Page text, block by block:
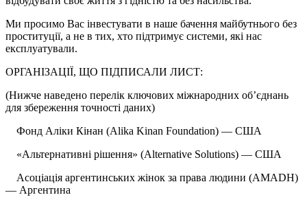
Ми просимо Вас інвестувати в наше бачення майбутнього без
проституції, а не в тих, хто підтримує системи, які нас
експлуатували.
ОРГАНІЗАЦІЇ, ЩО ПІДПИСАЛИ ЛИСТ:
(Нижче наведено перелік ключових міжнародних об’єднань
для збереження точності даних)
Фонд Аліки Кінан (Alika Kinan Foundation) — США
«Альтернативні рішення» (Alternative Solutions) — США
Асоціація аргентинських жінок за права людини (AMADH)
— Аргентина